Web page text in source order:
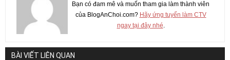
Bạn có đam mê và muốn tham gia làm thành viên
của BlogAnChoi.com? Hãy ứng tuyển làm CTV
ngay tại đây nhé.
BÀI VIẾT LIÊN QUAN